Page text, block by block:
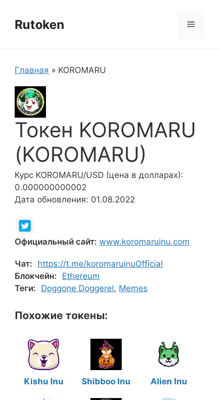
содержимому
Rutoken Меню
Главная » KOROMARU
Токен KOROMARU
(KOROMARU)
Курс KOROMARU/USD (цена в долларах):
0.000000000002
Дата обновления: 01.08.2022
Официальный сайт: www.koromaruinu.com
Чат:
https://t.me/koromaruinuOfficial
Блокчейн:
Ethereum
Теги:
Doggone Doggerel, Memes
Похожие токены:
Kishu Inu Shibboo Inu Alien Inu